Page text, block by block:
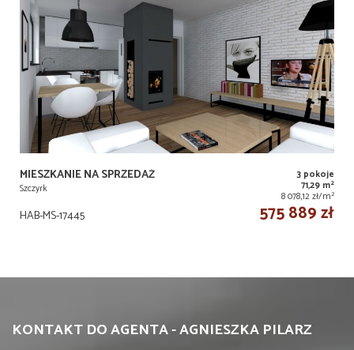
MIESZKANIE NA SPRZEDAŻ
Szczyrk
3 pokoje
71,29 m2
8 078,12 zł/m2
HAB-MS-17445 575 889 zł
KONTAKT DO AGENTA - AGNIESZKA PILARZ